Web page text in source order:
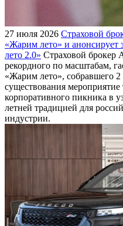
27 июля 2026 Страховой
«Жарим лето» и
лето 2.0» Страховой брокер
рекордного по масштабам,
«Жарим лето», собравшего 2
существования
корпоративного пикника в
летней традицией для
индустрии.